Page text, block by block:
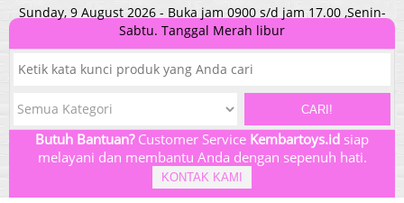
Sunday, 9 August 2026 - Buka jam 0900 s/d jam 17.00 ,Senin-
Sabtu. Tanggal Merah libur
CARI!
Butuh Bantuan?Customer Service Kembartoys.id siap
melayani dan membantu Anda dengan sepenuh hati.
KONTAK KAMI